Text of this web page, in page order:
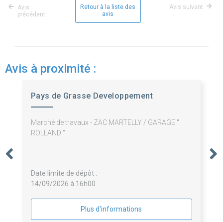
Avis
précédent
Retour à la liste des
avis
Avis suivant
Avis à proximité :
Pays de Grasse Developpement
Marché de travaux - ZAC MARTELLY / GARAGE "
ROLLAND "
Date limite de dépôt :
14/09/2026 à 16h00
Plus d'informations